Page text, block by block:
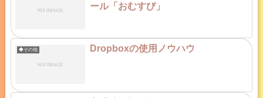
ール「おむすび」
◆その他 Dropboxの使用ノウハウ